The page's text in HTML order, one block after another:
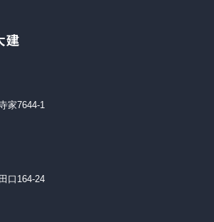
家7644-1
口164-24